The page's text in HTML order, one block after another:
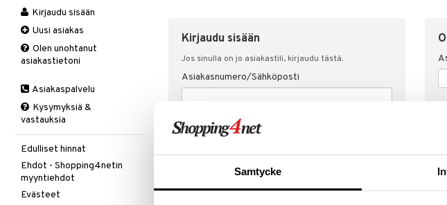
Samtycke
Kirjaudu sisään
Jos sinulla on jo asiakastili, kirjaudu tästä.
Asiakasnumero/Sähköposti
Salasana
Kirjaudu sisään
Uusi asiakas
Olen unohtanut
asiakastietoni
Asiakaspalvelu
Kysymyksiä &
vastauksia
Edulliset hinnat
Ehdot - Shopping4netin
myyntiehdot
Evästeet